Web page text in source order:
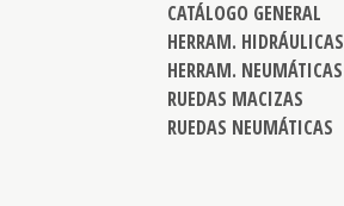
CATÁLOGO GENERAL
HERRAM. HIDRÁULICAS
HERRAM. NEUMÁTICAS
RUEDAS MACIZAS
RUEDAS NEUMÁTICAS